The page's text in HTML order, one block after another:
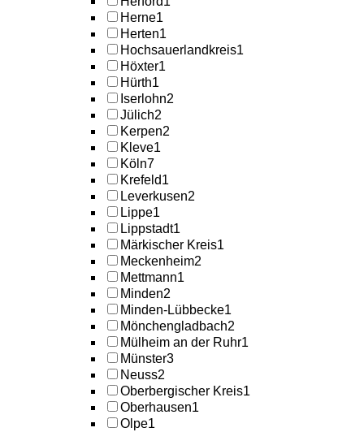
Herne1
Herten1
Hochsauerlandkreis1
Höxter1
Hürth1
Iserlohn2
Jülich2
Kerpen2
Kleve1
Köln7
Krefeld1
Leverkusen2
Lippe1
Lippstadt1
Märkischer Kreis1
Meckenheim2
Mettmann1
Minden2
Minden-Lübbecke1
Mönchengladbach2
Mülheim an der Ruhr1
Münster3
Neuss2
Oberbergischer Kreis1
Oberhausen1
Olpe1